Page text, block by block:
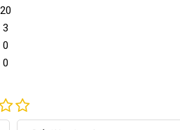
20
3
0
0